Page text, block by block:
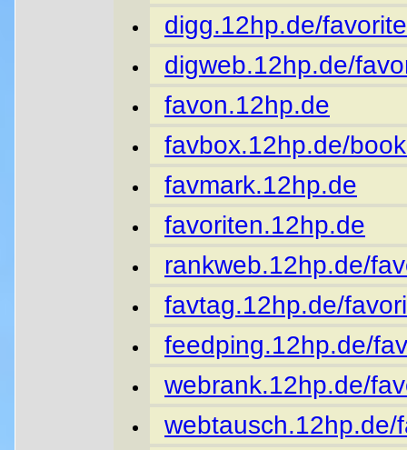
digg.12hp.de/
digweb.12hp.de/
favon.12hp.de
favbox.12hp.de/
favmark.12hp.de
favoriten.12hp.de
rankweb.12hp.de/
favtag.12hp.de/
feedping.12hp.de/
webrank.12hp.de/
webtausch.12hp.de/